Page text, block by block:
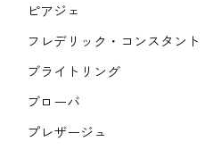
ピアジェ
フレデリック・コンスタント
ブライトリング
ブローバ
プレザージュ